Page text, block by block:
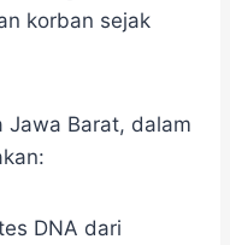
korban sejak
Jawa Barat, dalam
DNA dari